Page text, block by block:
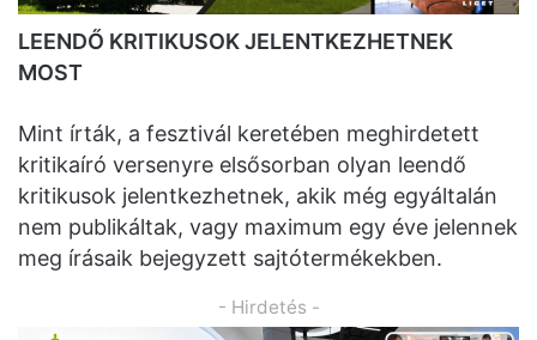
LEENDŐ KRITIKUSOK JELENTKEZHETNEK
MOST
Mint írták, a fesztivál keretében meghirdetett
kritikaíró versenyre elsősorban olyan leendő
kritikusok jelentkezhetnek, akik még egyáltalán
nem publikáltak, vagy maximum egy éve jelennek
meg írásaik bejegyzett sajtótermékekben.
- Hirdetés -